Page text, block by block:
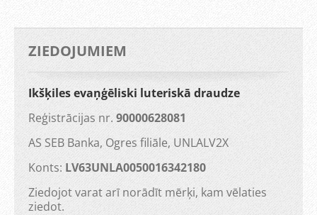
ZIEDOJUMIEM
Ikšķiles evaņģēliski luteriskā draudze
Reģistrācijas nr. 90000628081
AS SEB Banka, Ogres filiāle, UNLALV2X
Konts: LV63UNLA0050016342180
Ziedojot varat arī norādīt mērķi, kam vēlaties
ziedot.